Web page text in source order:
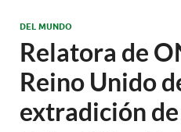
DEL MUNDO
Relatora de
Reino Unido
extradición